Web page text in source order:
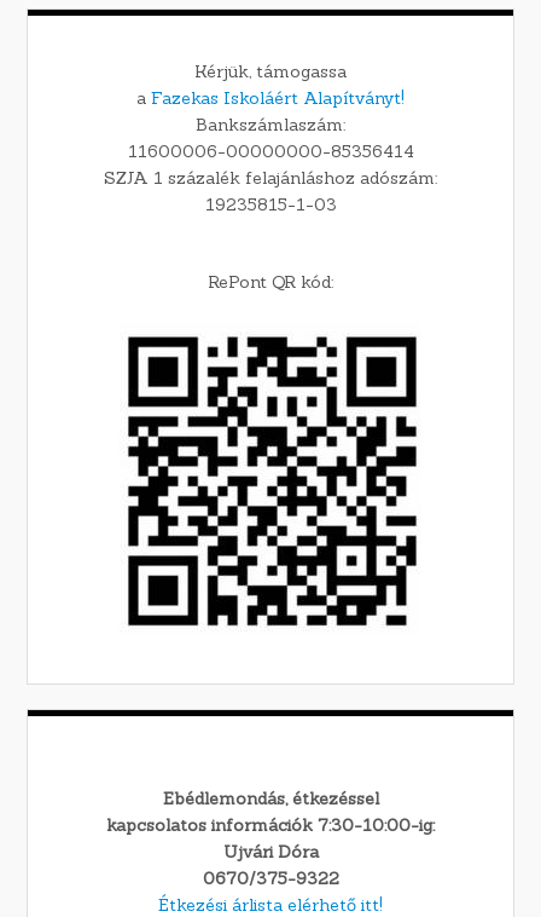
Kérjük, támogassa
a Fazekas Iskoláért Alapítványt!
Bankszámlaszám:
11600006-00000000-85356414
SZJA 1 százalék felajánláshoz adószám:
19235815-1-03
RePont QR kód:
Ebédlemondás, étkezéssel
kapcsolatos információk 7:30-10:00-ig:
Ujvári Dóra
0670/375-9322
Étkezési árlista elérhető itt!